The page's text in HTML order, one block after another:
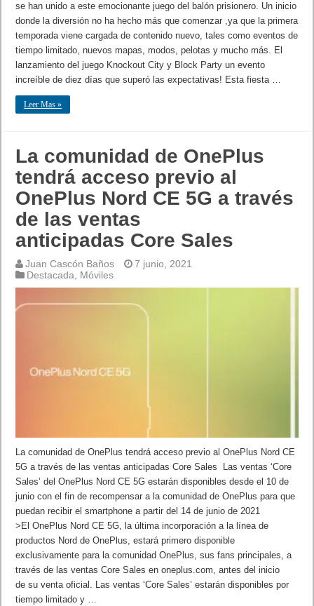
se han unido a este emocionante juego del balón prisionero. Un inicio
donde la diversión no ha hecho más que comenzar ,ya que la primera
temporada viene cargada de contenido nuevo, tales como eventos de
tiempo limitado, nuevos mapas, modos, pelotas y mucho más. El
lanzamiento del juego Knockout City y Block Party un evento
increíble de diez días que superó las expectativas! Esta fiesta …
Leer Mas »
La comunidad de OnePlus
tendrá acceso previo al
OnePlus Nord CE 5G a través
de las ventas
anticipadas Core Sales
Juan Cascón Baños
7 junio, 2021
Destacada
Móviles
La comunidad de OnePlus tendrá acceso previo al OnePlus Nord CE
5G a través de las ventas anticipadas Core Sales Las ventas ‘Core
Sales’ del OnePlus Nord CE 5G estarán disponibles desde el 10 de
junio con el fin de recompensar a la comunidad de OnePlus para que
puedan recibir el smartphone a partir del 14 de junio de 2021
>El OnePlus Nord CE 5G, la última incorporación a la línea de
productos Nord de OnePlus, estará primero disponible
exclusivamente para la comunidad OnePlus, sus fans principales, a
través de las ventas Core Sales en oneplus.com, antes del inicio
de su venta oficial. Las ventas ‘Core Sales’ estarán disponibles por
tiempo limitado y …